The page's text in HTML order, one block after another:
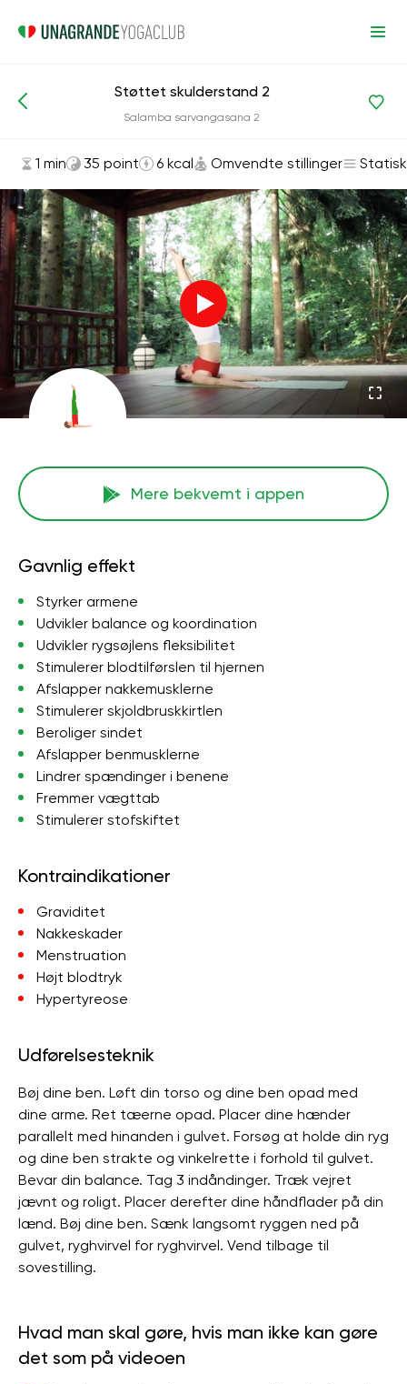
Asanas og øvelser Omvendte stillinger
Støttet skulderstand 2
Salamba sarvangasana 2
1 min 35 point 6 kcal Omvendte stillinger Statisk
Mere bekvemt i appen
Gavnlig effekt
Styrker armene
Udvikler balance og koordination
Udvikler rygsøjlens fleksibilitet
Stimulerer blodtilførslen til hjernen
Afslapper nakkemusklerne
Stimulerer skjoldbruskkirtlen
Beroliger sindet
Afslapper benmusklerne
Lindrer spændinger i benene
Fremmer vægttab
Stimulerer stofskiftet
Kontraindikationer
Graviditet
Nakkeskader
Menstruation
Højt blodtryk
Hypertyreose
Udførelsesteknik
Bøj dine ben. Løft din torso og dine ben opad med
dine arme. Ret tæerne opad. Placer dine hænder
parallelt med hinanden i gulvet. Forsøg at holde din ryg
og dine ben strakte og vinkelrette i forhold til gulvet.
Bevar din balance. Tag 3 indåndinger. Træk vejret
jævnt og roligt. Placer derefter dine håndflader på din
lænd. Bøj dine ben. Sænk langsomt ryggen ned på
gulvet, ryghvirvel for ryghvirvel. Vend tilbage til
sovestilling.
Hvad man skal gøre, hvis man ikke kan gøre
det som på videoen